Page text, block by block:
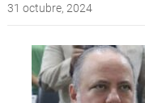
31 octubre, 2024